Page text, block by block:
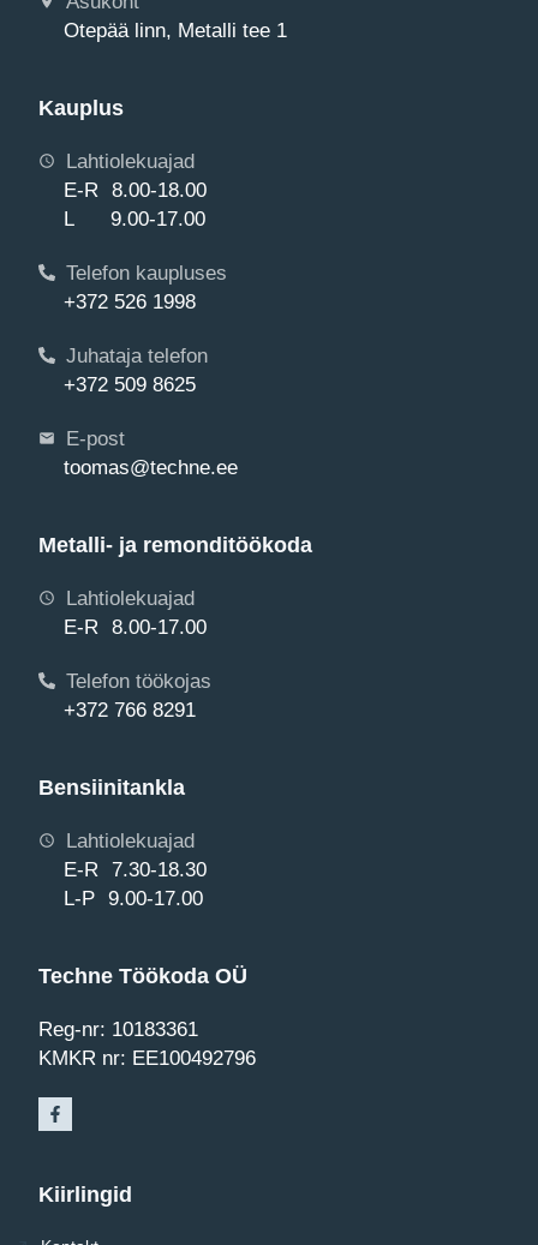
Otepää linn, Metalli tee 1
Kauplus
Lahtiolekuajad
E-R 8.00-18.00
L 9.00-17.00
Telefon kaupluses
+372 526 1998
Juhataja telefon
+372 509 8625
E-post
toomas@techne.ee
Metalli- ja remonditöökoda
Lahtiolekuajad
E-R 8.00-17.00
Telefon töökojas
+372 766 8291
Bensiinitankla
Lahtiolekuajad
E-R 7.30-18.30
L-P 9.00-17.00
Techne Töökoda OÜ
Reg-nr: 10183361
KMKR nr: EE100492796
Kiirlingid